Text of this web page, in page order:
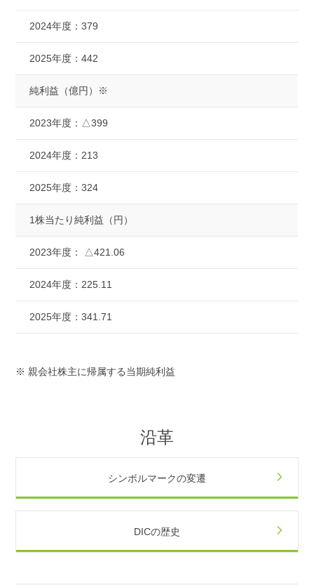
2024年度：379
2025年度：442
純利益（億円）※
2023年度： △399
2024年度： 213
2025年度：324
1株当たり純利益（円）
2023年度： △421.06
2024年度： 225.11
2025年度：341.71
※ 親会社株主に帰属する当期純利益
沿革
シンボルマークの変遷
DICの歴史